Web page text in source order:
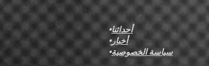
•أحداثنا
•أخبار
•سياسة الخصوصية